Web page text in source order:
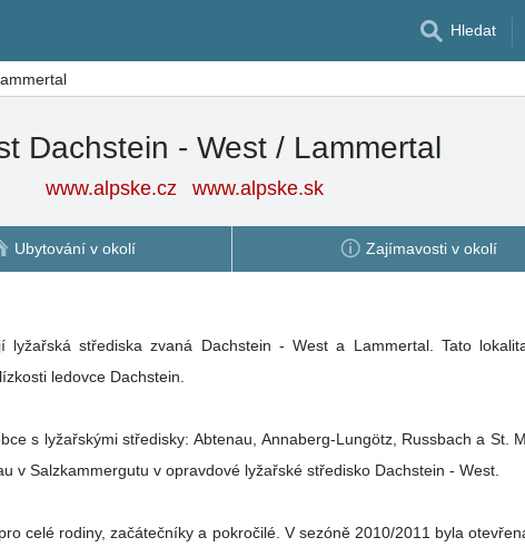
Hledat
Dachstein - West / Lammertal
www.alpske.cz www.alpske.sk
Ubytování v okolí Zajímavosti v okolí
lyžařská střediska zvaná Dachstein - West a Lammertal. Tato
ledovce Dachstein.
s lyžařskými středisky: Abtenau, Annaberg-Lungötz, Russbach a St.
v Salzkammergutu v opravdové lyžařské středisko Dachstein - West.
celé rodiny, začátečníky a pokročilé. V sezóně 2010/2011 byla